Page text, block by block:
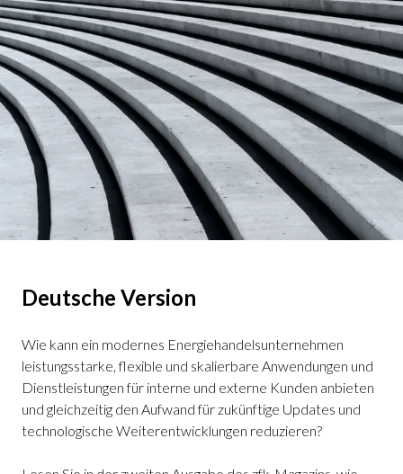
Deutsche Version
Wie kann ein modernes Energiehandelsunternehmen
leistungsstarke, flexible und skalierbare Anwendungen und
Dienstleistungen für interne und externe Kunden anbieten
und gleichzeitig den Aufwand für zukünftige Updates und
technologische Weiterentwicklungen reduzieren?